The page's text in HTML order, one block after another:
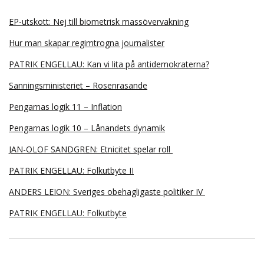
EP-utskott: Nej till biometrisk massövervakning
Hur man skapar regimtrogna journalister
PATRIK ENGELLAU: Kan vi lita på antidemokraterna?
Sanningsministeriet – Rosenrasande
Pengarnas logik 11 – Inflation
Pengarnas logik 10 – Lånandets dynamik
JAN-OLOF SANDGREN: Etnicitet spelar roll
PATRIK ENGELLAU: Folkutbyte II
ANDERS LEION: Sveriges obehagligaste politiker IV
PATRIK ENGELLAU: Folkutbyte